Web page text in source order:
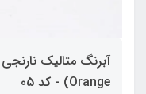
Orange) - کد 05